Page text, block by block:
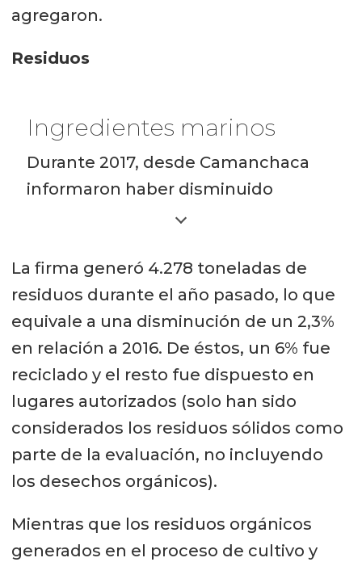
agregaron.
Residuos
Ingredientes marinos
Durante 2017, desde Camanchaca
informaron haber disminuido
en 20% la inclusión de harina de
con 2016, y un 3% más de aceite de
pescado. Es decir, por cada kilo de
salmón producido, se requirieron
cerca de 0,5 kg de pesca pelágica
para producir harina y 1,7 kg para el
aceite, utilizados en los alimentos
consumidos en el periodo.
La firma generó 4.278 toneladas de
residuos durante el año pasado, lo que
equivale a una disminución de un 2,3%
en relación a 2016. De éstos, un 6% fue
reciclado y el resto fue dispuesto en
lugares autorizados (solo han sido
considerados los residuos sólidos como
parte de la evaluación, no incluyendo
los desechos orgánicos).
Mientras que los residuos orgánicos
generados en el proceso de cultivo y